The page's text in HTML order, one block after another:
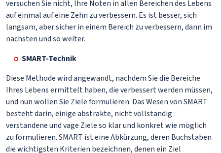
versuchen Sie nicht, Ihre Noten in allen Bereichen des Lebens
auf einmal auf eine Zehn zu verbessern. Es ist besser, sich
langsam, aber sicher in einem Bereich zu verbessern, dann im
nächsten und so weiter.
SMART-Technik
Diese Methode wird angewandt, nachdem Sie die Bereiche
Ihres Lebens ermittelt haben, die verbessert werden müssen,
und nun wollen Sie Ziele formulieren. Das Wesen von SMART
besteht darin, einige abstrakte, nicht vollständig
verstandene und vage Ziele so klar und konkret wie möglich
zu formulieren. SMART ist eine Abkürzung, deren Buchstaben
die wichtigsten Kriterien bezeichnen, denen ein Ziel